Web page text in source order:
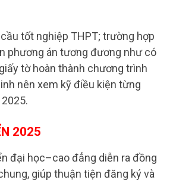
tốt nghiệp THPT; trường hợp
phương án tương đương như có
tờ hoàn thành chương trình
nên xem kỹ điều kiện từng
2025
đại học–cao đẳng diễn ra đồng
giúp thuận tiện đăng ký và